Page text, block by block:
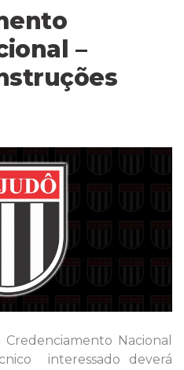
–
Nacional
interessado deverá